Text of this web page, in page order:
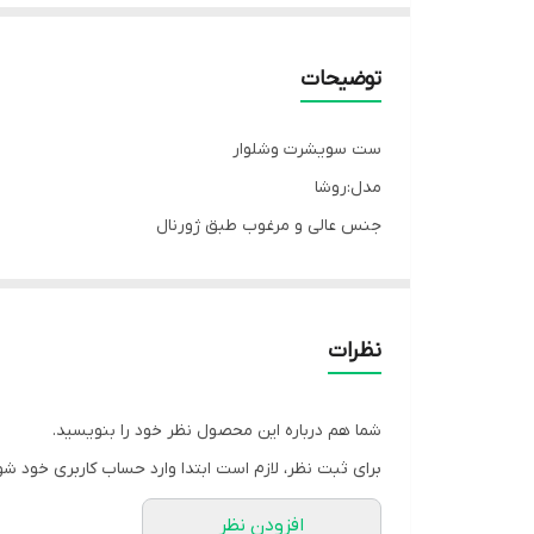
توضیحات
ست سویشرت وشلوار
مدل:روشا
‌جنس عالی و مرغوب طبق ژورنال
سایز 2مناسب 44.46
رنگبندی سفید آبی؛مشکی آبی
زمان ارسال فوری
نظرات
شما هم درباره این محصول نظر خود را بنویسید.
برای ثبت نظر، لازم است ابتدا وارد حساب کاربری خود
افزودن نظر